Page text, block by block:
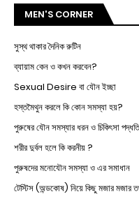
MEN'S CORNER
সুস্থ থাকার দৈনিক রুটিন
ব্যায়াম কেন ও কখন করবেন?
Sexual Desire বা যৌন ইচ্ছা
হস্তমৈথুন করলে কি কোন সমস্যা হয়?
পুরুষের যৌন সমস্যার ধরন ও চিকিৎসা পদ্ধতি
শরীর দুর্বল হলে কি করনীয় ?
পুরুষদের মনোযৌন সমস্যা ও এর সমাধান
টেস্টিস (অন্ডকোষ) নিয়ে কিছু মজার মজার